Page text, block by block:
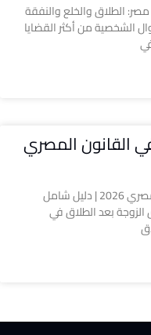
الطلاق والخلع والنفقة
الشخصية من أكثر القضايا
القانون المصري
حقوق الزوجة بعد الطلاق في القانون المصري 2026 | دليل شامل
بعد الطلاق في